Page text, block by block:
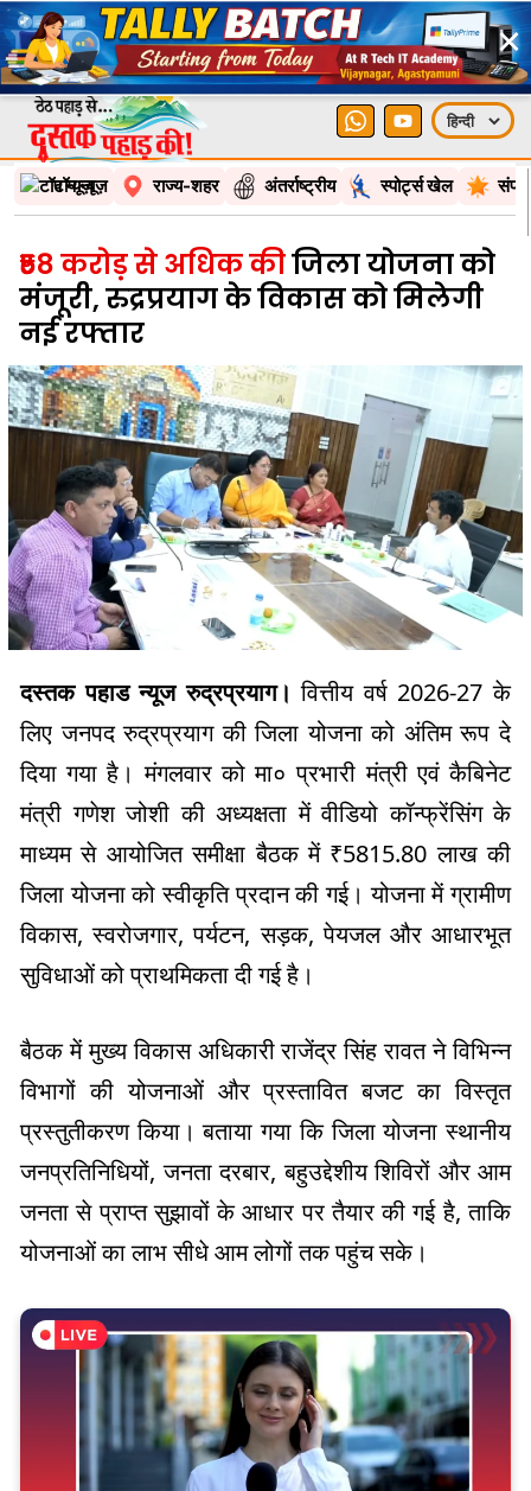
×
टॉप न्यूज़ राज्य-शहर अंतर्राष्ट्रीय स्पोर्ट्स खेल
₹58 करोड़ से अधिक कीजिला योजना को
मंजूरी, रुद्रप्रयाग के विकास को मिलेगी
नई रफ्तार
दस्तक पहाड न्यूज रुद्रप्रयाग। वित्तीय वर्ष 2026-27 के
लिए जनपद रुद्रप्रयाग की जिला योजना को अंतिम रूप दे
दिया गया है। मंगलवार को मा० प्रभारी मंत्री एवं कैबिनेट
मंत्री गणेश जोशी की अध्यक्षता में वीडियो कॉन्फ्रेंसिंग के
माध्यम से आयोजित समीक्षा बैठक में ₹5815.80 लाख की
जिला योजना को स्वीकृति प्रदान की गई। योजना में ग्रामीण
विकास, स्वरोजगार, पर्यटन, सड़क, पेयजल और आधारभूत
सुविधाओं को प्राथमिकता दी गई है।
बैठक में मुख्य विकास अधिकारी राजेंद्र सिंह रावत ने विभिन्न
विभागों की योजनाओं और प्रस्तावित बजट का विस्तृत
प्रस्तुतीकरण किया। बताया गया कि जिला योजना स्थानीय
जनप्रतिनिधियों, जनता दरबार, बहुउद्देशीय शिविरों और आम
जनता से प्राप्त सुझावों के आधार पर तैयार की गई है, ताकि
योजनाओं का लाभ सीधे आम लोगों तक पहुंच सके।